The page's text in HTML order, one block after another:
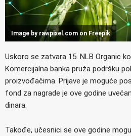
Image by rawpixel.com on Freepik
Uskoro se zatvara 15. NLB Organic
Komercijalna banka pruža podršku
proizvođačima. Prijave je moguće
fond za nagrade je ove godine
dinara.
Takođe, učesnici se ove godine